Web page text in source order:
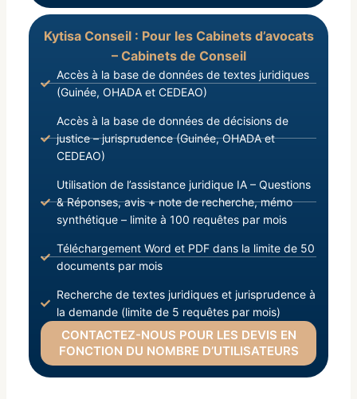
Kytisa Conseil : Pour les Cabinets d’avocats
– Cabinets de Conseil
Accès à la base de données de textes juridiques
(Guinée, OHADA et CEDEAO)
Accès à la base de données de décisions de
justice – jurisprudence (Guinée, OHADA et
CEDEAO)
Utilisation de l’assistance juridique IA – Questions
& Réponses, avis + note de recherche, mémo
synthétique – limite à 100 requêtes par mois
Téléchargement Word et PDF dans la limite de 50
documents par mois
Recherche de textes juridiques et jurisprudence à
la demande (limite de 5 requêtes par mois)
CONTACTEZ-NOUS POUR LES DEVIS EN
FONCTION DU NOMBRE D’UTILISATEURS